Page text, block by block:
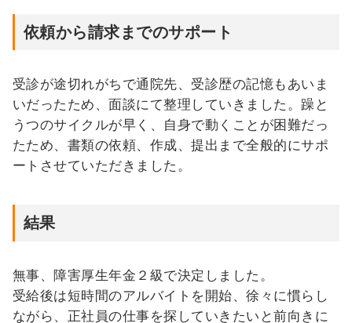
依頼から請求までのサポート
受診が途切れがちで通院先、受診歴の記憶もあいま
いだったため、面談にて整理していきました。躁と
うつのサイクルが早く、自身で動くことが困難だっ
たため、書類の依頼、作成、提出まで全般的にサポ
ートさせていただきました。
結果
無事、障害厚生年金２級で決定しました。
受給後は短時間のアルバイトを開始、徐々に慣らし
ながら、正社員の仕事を探していきたいと前向きに